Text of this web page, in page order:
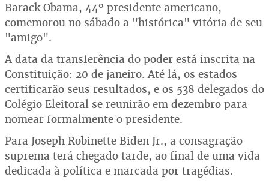
Barack Obama, 44º presidente americano,
comemorou no sábado a "histórica" vitória de seu
"amigo".
A data da transferência do poder está inscrita na
Constituição: 20 de janeiro. Até lá, os estados
certificarão seus resultados, e os 538 delegados do
Colégio Eleitoral se reunirão em dezembro para
nomear formalmente o presidente.
Para Joseph Robinette Biden Jr., a consagração
suprema terá chegado tarde, ao final de uma vida
dedicada à política e marcada por tragédias.